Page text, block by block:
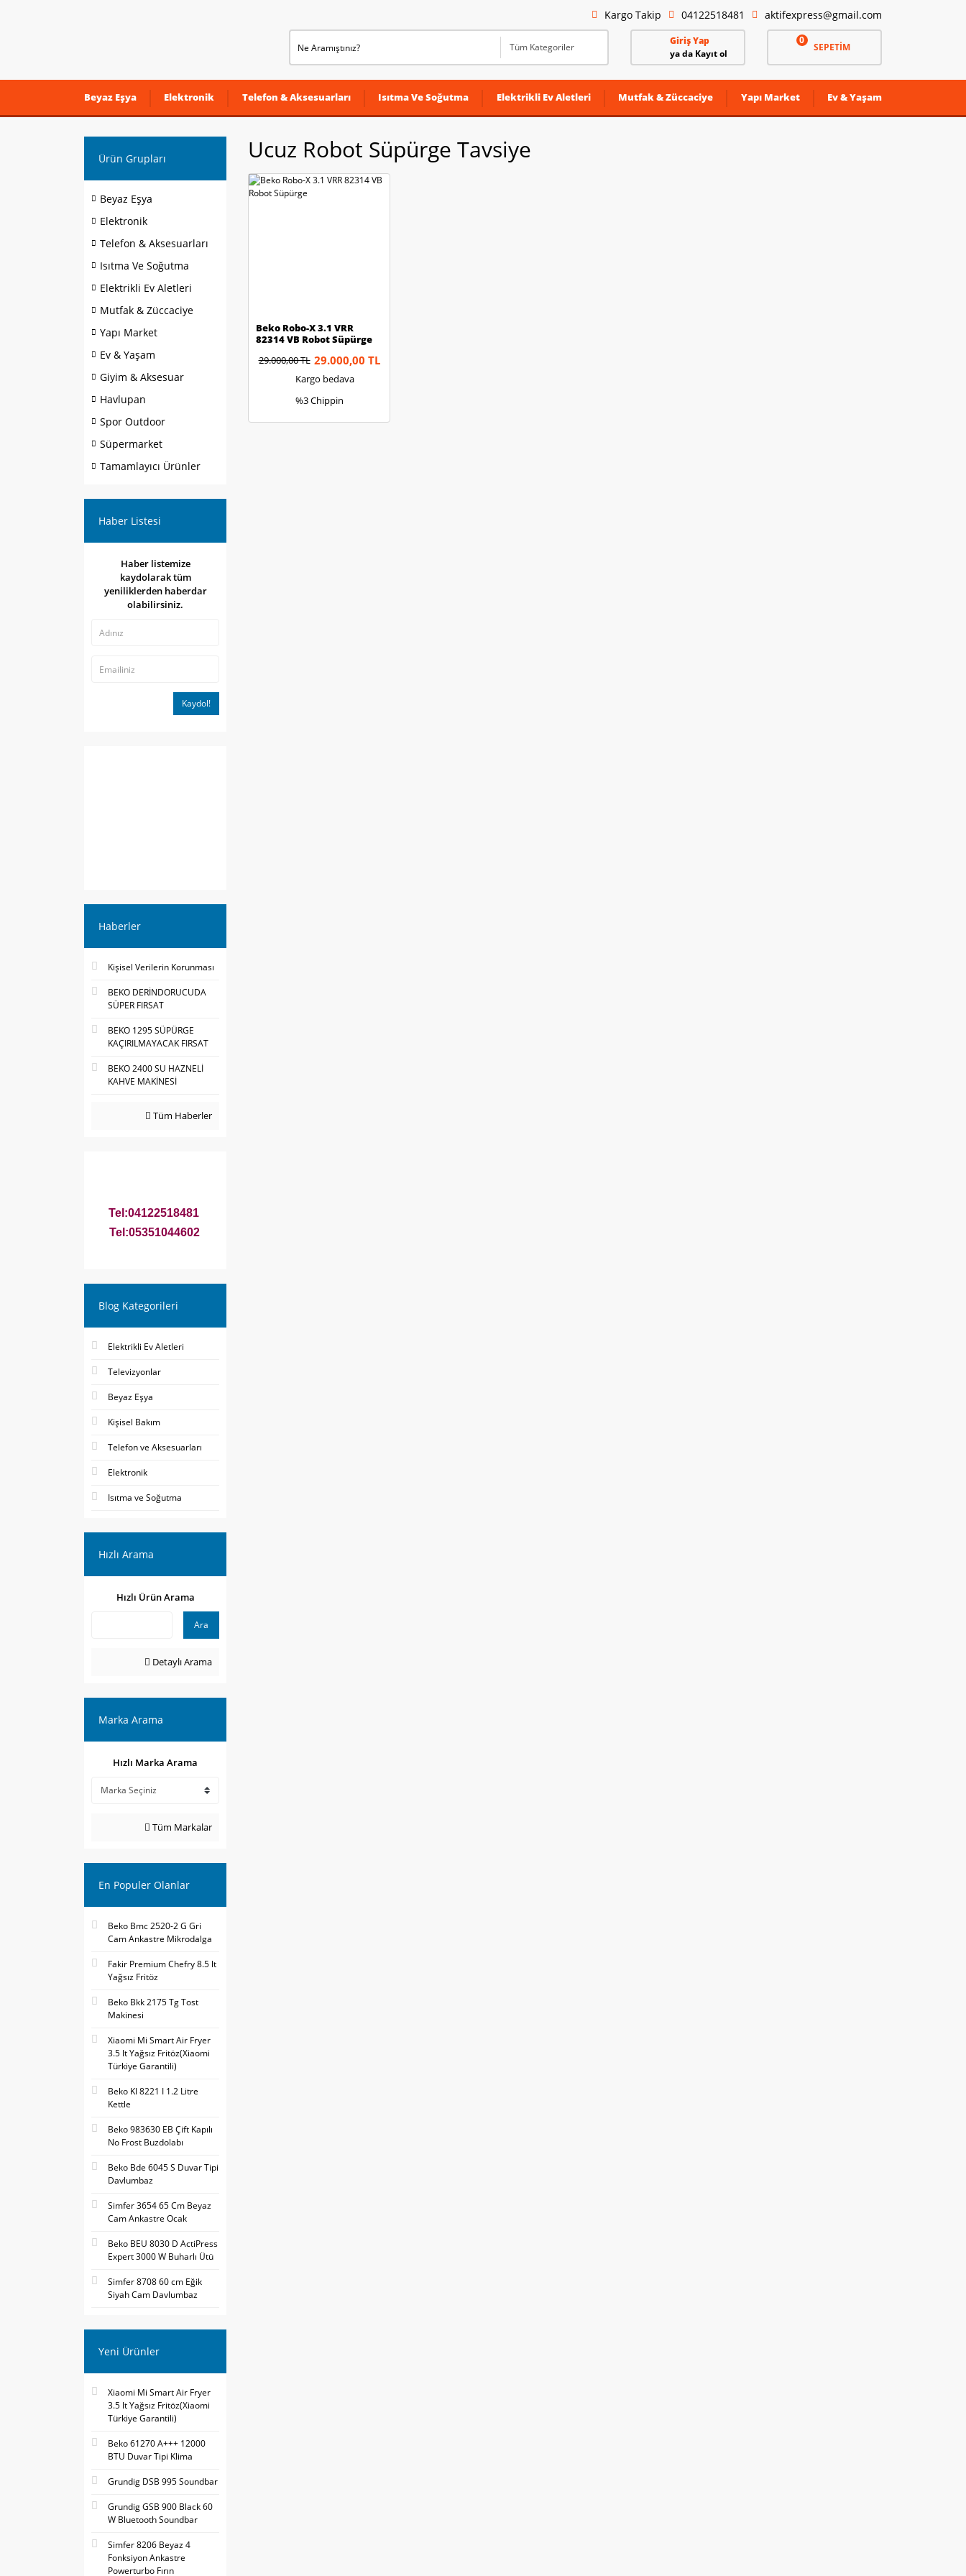
Kargo Takip 04122518481 aktifexpress@gmail.com
Giriş Yap
ya da Kayıt ol
0
SEPETİM
Beyaz Eşya Elektronik Telefon & Aksesuarları Isıtma Ve Soğutma Elektrikli Ev Aletleri Mutfak & Züccaciye Yapı Market Ev & Yaşam
Ürün Grupları
Beyaz Eşya
Elektronik
Telefon & Aksesuarları
Isıtma Ve Soğutma
Elektrikli Ev Aletleri
Mutfak & Züccaciye
Yapı Market
Ev & Yaşam
Giyim & Aksesuar
Havlupan
Spor Outdoor
Süpermarket
Tamamlayıcı Ürünler
Haber Listesi
Haber listemize
kaydolarak tüm
yeniliklerden haberdar
olabilirsiniz.
Kaydol!
Haberler
Kişisel Verilerin Korunması
BEKO DERİNDORUCUDA
SÜPER FIRSAT
BEKO 1295 SÜPÜRGE
KAÇIRILMAYACAK FIRSAT
BEKO 2400 SU HAZNELİ
KAHVE MAKİNESİ
Tüm Haberler
Tel:04122518481
Tel:05351044602
Blog Kategorileri
Elektrikli Ev Aletleri
Televizyonlar
Beyaz Eşya
Kişisel Bakım
Telefon ve Aksesuarları
Elektronik
Isıtma ve Soğutma
Hızlı Arama
Hızlı Ürün Arama
Ara
Detaylı Arama
Marka Arama
Hızlı Marka Arama
Tüm Markalar
En Populer Olanlar
Beko Bmc 2520-2 G Gri
Cam Ankastre Mikrodalga
Fakir Premium Chefry 8.5 lt
Yağsız Fritöz
Beko Bkk 2175 Tg Tost
Makinesi
Xiaomi Mi Smart Air Fryer
3.5 lt Yağsız Fritöz(Xiaomi
Türkiye Garantili)
Beko Kl 8221 I 1.2 Litre
Kettle
Beko 983630 EB Çift Kapılı
No Frost Buzdolabı
Beko Bde 6045 S Duvar Tipi
Davlumbaz
Simfer 3654 65 Cm Beyaz
Cam Ankastre Ocak
Beko BEU 8030 D ActiPress
Expert 3000 W Buharlı Ütü
Simfer 8708 60 cm Eğik
Siyah Cam Davlumbaz
Yeni Ürünler
Xiaomi Mi Smart Air Fryer
3.5 lt Yağsız Fritöz(Xiaomi
Türkiye Garantili)
Beko 61270 A+++ 12000
BTU Duvar Tipi Klima
Grundig DSB 995 Soundbar
Grundig GSB 900 Black 60
W Bluetooth Soundbar
Simfer 8206 Beyaz 4
Fonksiyon Ankastre
Powerturbo Fırın
Ucuz Robot Süpürge Tavsiye
Beko Robo-X 3.1 VRR
82314 VB Robot Süpürge
29.000,00 TL 29.000,00 TL
Kargo bedava
%3 Chippin